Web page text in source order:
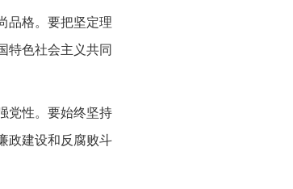
品格。要把坚定理
特色社会主义共同
党性。要始终坚持
政建设和反腐败斗